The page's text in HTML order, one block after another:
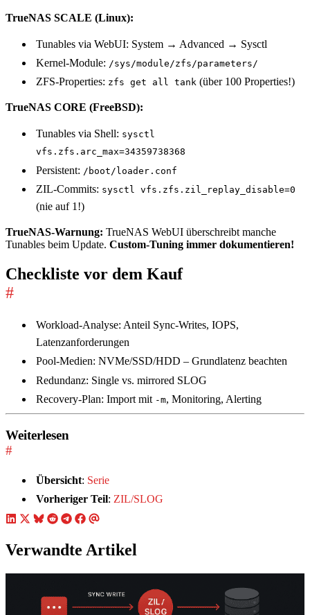
TrueNAS SCALE (Linux):
Tunables via WebUI: System → Advanced → Sysctl
Kernel-Module: /sys/module/zfs/parameters/
ZFS-Properties: zfs get all tank (über 100 Properties!)
TrueNAS CORE (FreeBSD):
Tunables via Shell: sysctl
vfs.zfs.arc_max=34359738368
Persistent: /boot/loader.conf
ZIL-Commits: sysctl vfs.zfs.zil_replay_disable=0
(nie auf 1!)
TrueNAS-Warnung: TrueNAS WebUI überschreibt manche
Tunables beim Update. Custom-Tuning immer dokumentieren!
Checkliste vor dem Kauf
#
Workload-Analyse: Anteil Sync-Writes, IOPS,
Latenzanforderungen
Pool-Medien: NVMe/SSD/HDD – Grundlatenz beachten
Redundanz: Single vs. mirrored SLOG
Recovery-Plan: Import mit -m, Monitoring, Alerting
Weiterlesen
#
Übersicht: Serie
Vorheriger Teil: ZIL/SLOG
Verwandte Artikel